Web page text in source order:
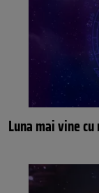
Luna mai vine